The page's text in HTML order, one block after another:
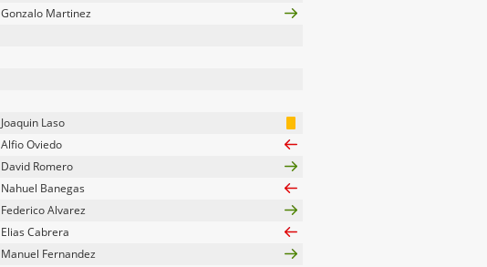
Gonzalo Martinez
Joaquin Laso
Alfio Oviedo
David Romero
Nahuel Banegas
Federico Alvarez
Elias Cabrera
Manuel Fernandez